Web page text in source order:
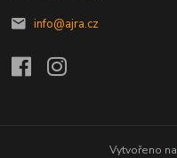
info@ajra.cz
Vytvořeno na